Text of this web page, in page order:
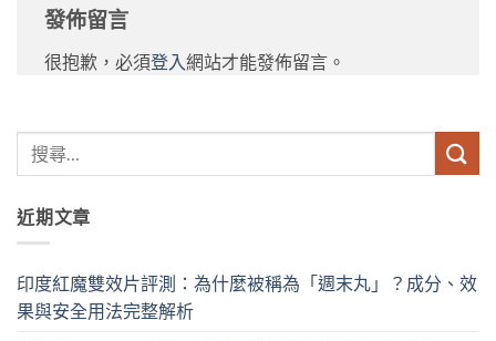
發佈留言
很抱歉，必須登入網站才能發佈留言。
近期文章
印度紅魔雙效片評測：為什麼被稱為「週末丸」？成分、效
果與安全用法完整解析